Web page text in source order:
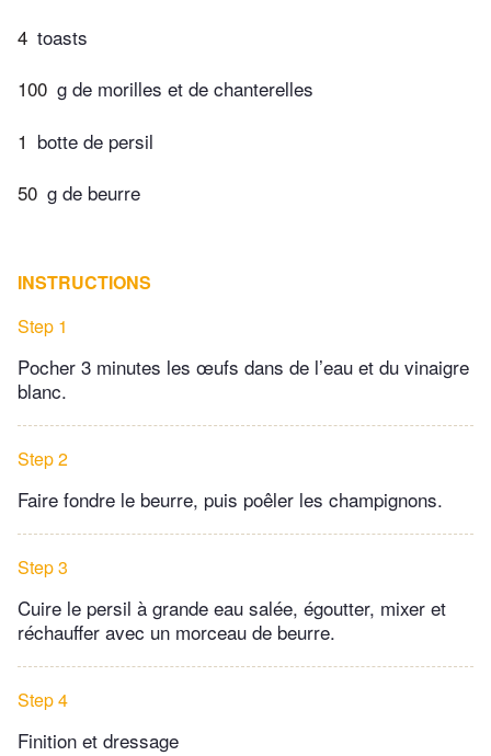
4 toasts
100 g de morilles et de chanterelles
1 botte de persil
50 g de beurre
INSTRUCTIONS
Step 1
Pocher 3 minutes les œufs dans de l’eau et du vinaigre
blanc.
Step 2
Faire fondre le beurre, puis poêler les champignons.
Step 3
Cuire le persil à grande eau salée, égoutter, mixer et
réchauffer avec un morceau de beurre.
Step 4
Finition et dressage